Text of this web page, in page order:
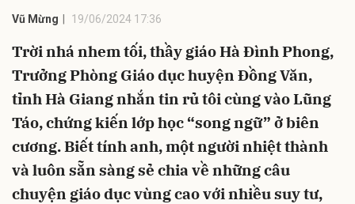
Vũ Mừng 19/06/2024 17:36
Trời nhá nhem tối, thầy giáo Hà Đình Phong,
Trưởng Phòng Giáo dục huyện Đồng Văn,
tỉnh Hà Giang nhắn tin rủ tôi cùng vào Lũng
Táo, chứng kiến lớp học “song ngữ” ở biên
cương. Biết tính anh, một người nhiệt thành
và luôn sẵn sàng sẻ chia về những câu
chuyện giáo dục vùng cao với nhiều suy tư,
Hủy Gửi